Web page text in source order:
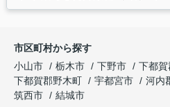
市区町村から探す
小山市
栃木市 下野市
下都
下都賀郡野木町
宇都宮市 河内
筑西市
結城市